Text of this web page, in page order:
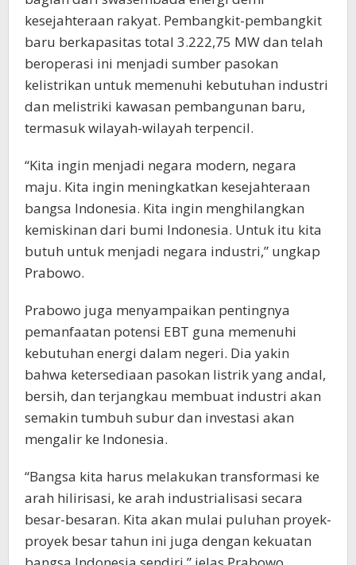
kesejahteraan rakyat. Pembangkit-pembangkit
baru berkapasitas total 3.222,75 MW dan telah
beroperasi ini menjadi sumber pasokan
kelistrikan untuk memenuhi kebutuhan industri
dan melistriki kawasan pembangunan baru,
termasuk wilayah-wilayah terpencil.
“Kita ingin menjadi negara modern, negara
maju. Kita ingin meningkatkan kesejahteraan
bangsa Indonesia. Kita ingin menghilangkan
kemiskinan dari bumi Indonesia. Untuk itu kita
butuh untuk menjadi negara industri,” ungkap
Prabowo.
Prabowo juga menyampaikan pentingnya
pemanfaatan potensi EBT guna memenuhi
kebutuhan energi dalam negeri. Dia yakin
bahwa ketersediaan pasokan listrik yang andal,
bersih, dan terjangkau membuat industri akan
semakin tumbuh subur dan investasi akan
mengalir ke Indonesia.
“Bangsa kita harus melakukan transformasi ke
arah hilirisasi, ke arah industrialisasi secara
besar-besaran. Kita akan mulai puluhan proyek-
proyek besar tahun ini juga dengan kekuatan